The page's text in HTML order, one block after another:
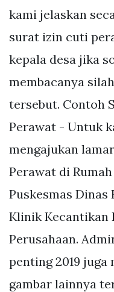
kami jelaskan
surat izin cuti
kepala desa jika
membacanya
tersebut. Contoh
Perawat - Untuk
mengajukan
Perawat di Rumah
Puskesmas Dinas
Klinik Kecantikan
Perusahaan.
penting 2019 juga
gambar lainnya